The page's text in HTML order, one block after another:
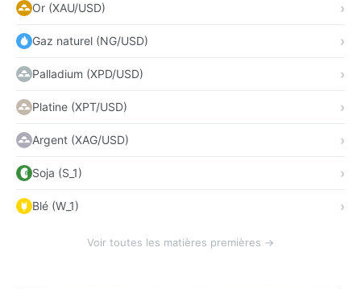
Or (XAU/USD)
Gaz naturel (NG/USD)
Palladium (XPD/USD)
Platine (XPT/USD)
Argent (XAG/USD)
Soja (S_1)
Blé (W_1)
Voir toutes les matières premières →